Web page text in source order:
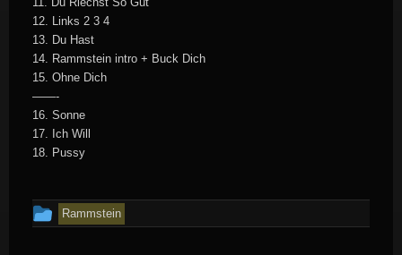
12. Links 2 3 4
13. Du Hast
14. Rammstein intro + Buck Dich
15. Ohne Dich
——-
16. Sonne
17. Ich Will
18. Pussy
Dit
Rammstein